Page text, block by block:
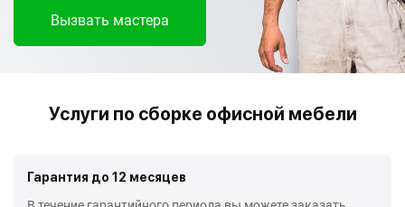
Вызвать мастера
Услуги по сборке офисной мебели
Гарантия до 12 месяцев